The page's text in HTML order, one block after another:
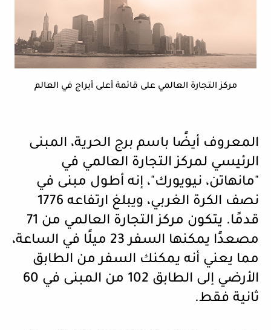
مركز التجارة العالمي على قائمة أعلى أبراج في العالم
المعروف أيضًا باسم برج الحرية، المبنى
الرئيسي لمركز التجارة العالمي في
"مانهاتن، نيويورك"، إنه أطول مبنى في
نصف الكرة الغربي، ويبلغ ارتفاعه 1776
قدمًا.
يتكون مركز التجارة العالمي من 71
مصعدًا يمكنها السفر 23 ميلًا في الساعة،
مما يعني أنه يمكنك السفر من الطابق
الأرضي إلى الطابق 102 من المبنى في 60
ثانية فقط.